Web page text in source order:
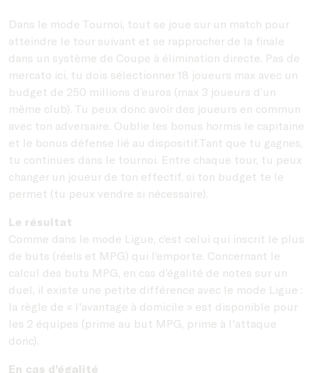
Dans le mode Tournoi, tout se joue sur un match pour
atteindre le tour suivant et se rapprocher de la finale
dans un système de Coupe à élimination directe. Pas de
mercato ici, tu dois sélectionner 18 joueurs max avec un
budget de 250 millions d’euros (max 3 joueurs d’un
même club). Tu peux donc avoir des joueurs en commun
avec ton adversaire. Oublie les bonus hormis le capitaine
et le bonus défense lié au dispositif.Tant que tu gagnes,
tu continues dans le tournoi. Entre chaque tour, tu peux
changer un joueur de ton effectif, si ton budget te le
permet (tu peux vendre si nécessaire).
Le résultat
Comme dans le mode Ligue, c’est celui qui inscrit le plus
de buts (réels et MPG) qui l’emporte. Concernant le
calcul des buts MPG, en cas d’égalité de notes sur un
duel, il existe une petite différence avec le mode Ligue :
la règle de « l'avantage à domicile » est disponible pour
les 2 équipes (prime au but MPG, prime à l'attaque
donc).
En cas d’égalité